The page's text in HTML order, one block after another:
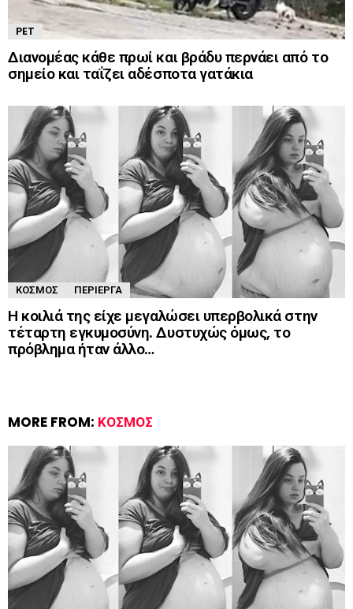
PET
Διανομέας κάθε πρωί και βράδυ περνάει από το
σημείο και ταΐζει αδέσποτα γατάκια
ΚΌΣΜΟΣ ΠΕΡΊΕΡΓΑ
Η κοιλιά της είχε μεγαλώσει υπερβολικά στην
τέταρτη εγκυμοσύνη. Δυστυχώς όμως, το
πρόβλημα ήταν άλλο…
MORE FROM: ΚΌΣΜΟΣ